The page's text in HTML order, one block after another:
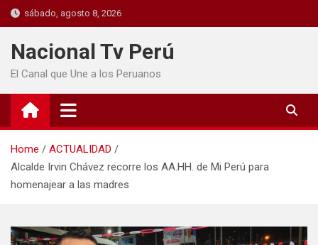
sábado, agosto 8, 2026
Nacional Tv Perú
El Canal que Une a los Peruanos
Home
ACTUALIDAD
Alcalde Irvin Chávez recorre los AA.HH. de Mi Perú para
homenajear a las madres